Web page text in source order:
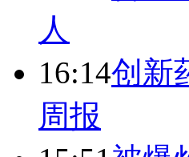
人
16:14创新
周报